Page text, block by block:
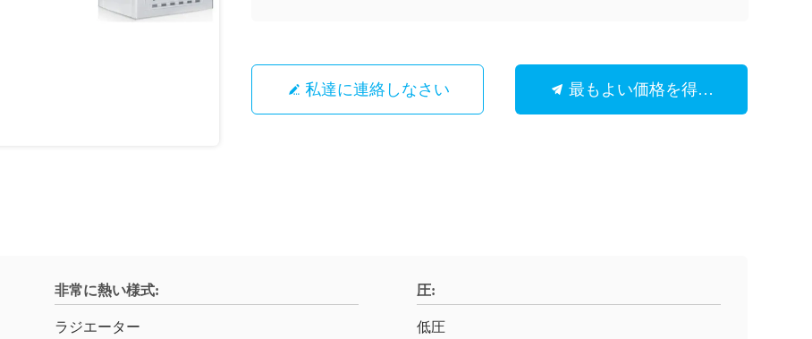
私達に連絡しなさい 最もよい価格を得なさい
非常に熱い様式:
ラジエーター
圧:
低圧